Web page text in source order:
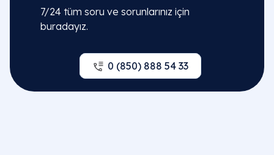
7/24 tüm soru ve sorunlarınız için
buradayız.
0 (850) 888 54 33